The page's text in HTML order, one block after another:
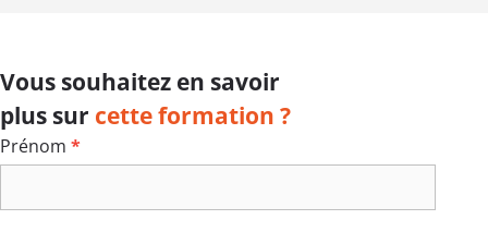
Vous souhaitez en savoir
plus sur cette formation ?
Formulaire
formation
Prénom *